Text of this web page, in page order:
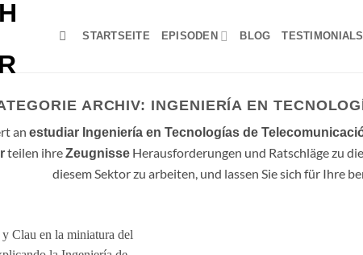
STARTSEITE EPISODEN BLOG TESTIMONIALS
ARCHIV: INGENIERÍA EN
an estudiar Ingeniería en Tecnologías de
teilen ihreZeugnisse Herausforderungen und Ratschläge zu
diesem Sektor zu arbeiten, und lassen Sie sich für Ihre